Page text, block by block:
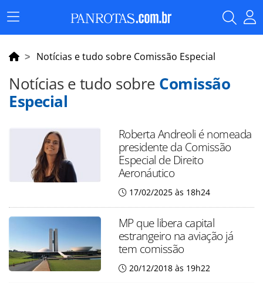
Menu
Principal
Notícias e tudo sobre Comissão Especial
Notícias e tudo sobre Comissão
Especial
Roberta Andreoli é nomeada
presidente da Comissão
Especial de Direito
Aeronáutico
17/02/2025 às 18h24
MP que libera capital
estrangeiro na aviação já
tem comissão
20/12/2018 às 19h22